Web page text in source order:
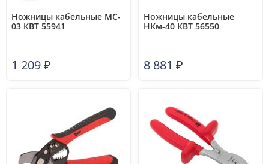
Ножницы кабельные MC-
03 КВТ 55941
1 209₽
Ножницы кабельные
НКм-40 КВТ 56550
8 881 ₽